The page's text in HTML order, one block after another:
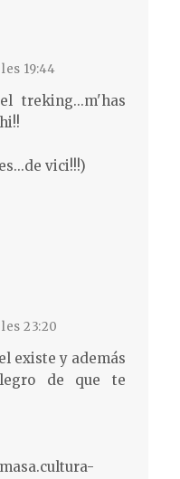
19:44
treking...m'has
vici!!!)
23:20
existe y además
de que te